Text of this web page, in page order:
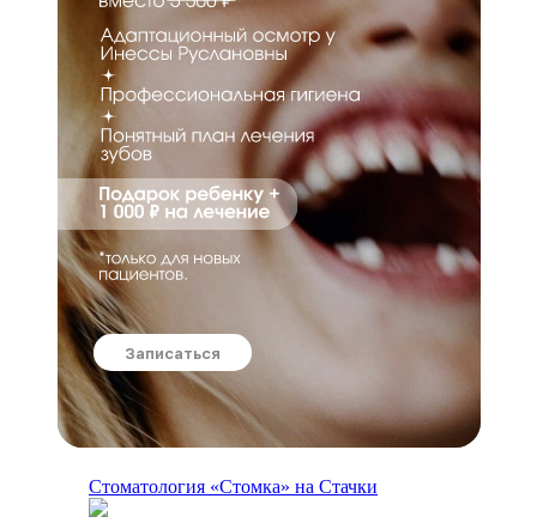
Записаться
Стоматология «Стомка» на Стачки